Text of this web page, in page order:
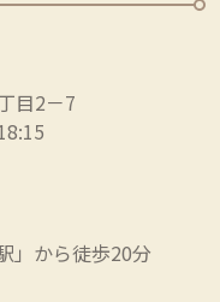
目2－7
」から徒歩20分